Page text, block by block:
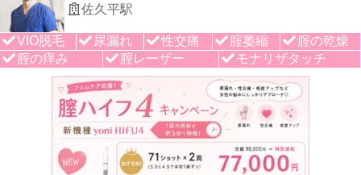
佐久平駅
VIO脱毛 尿漏れ 性交痛 腟萎縮
腟の乾燥
腟の痒み
腟レーザー モナリザタッチ